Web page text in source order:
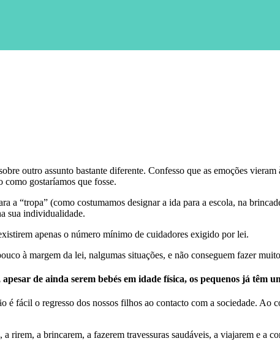
outro assunto bastante diferente. Confesso que as emoções
gostaríamos que fosse.
a “tropa” (como costumamos designar a ida para a escola, na
sua individualidade.
apenas o número mínimo de cuidadores exigido por lei.
à margem da lei, nalgumas situações, e não conseguem fazer
de ainda serem bebés em idade física, os pequenos já têm
é fácil o regresso dos nossos filhos ao contacto com a sociedade. Ao
rirem, a brincarem, a fazerem travessuras saudáveis, a viajarem e a